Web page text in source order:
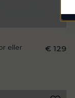
eller
€ 129